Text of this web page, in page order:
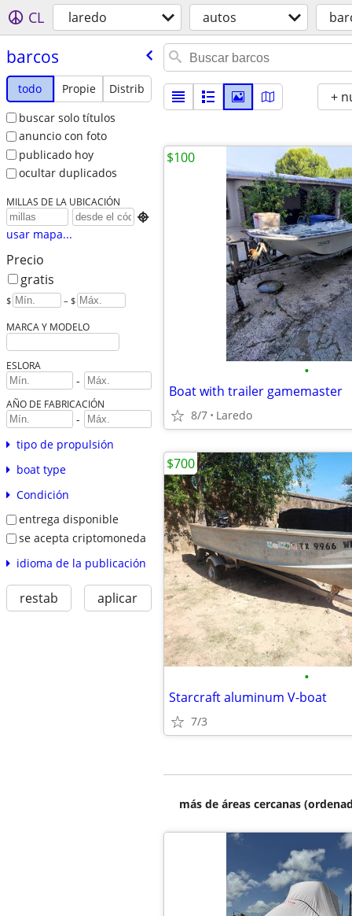
CL laredo autos
barcos
todo Propie
Distrib
buscar solo títulos
anuncio con foto
publicado hoy
ocultar duplicados
MILLAS DE LA UBICACIÓN

usar mapa...
Precio
gratis
$ – $
MARCA Y MODELO
ESLORA
-
AÑO DE FABRICACIÓN
-
tipo de propulsión
boat type
Condición
entrega disponible
se acepta criptomoneda
idioma de la publicación
restab aplicar
+
•
Boat with trailer gamemaster
8/7 Laredo
$100
•
Starcraft aluminum V-boat
7/3
$700
más de áreas cercanas